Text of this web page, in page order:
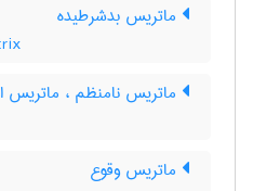
ماتریس بدشرطیده
ماتریس نامنظم ، ماتریس
ماتریس وقوع